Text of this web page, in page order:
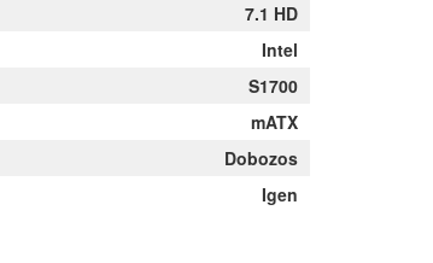
7.1 HD
Intel
S1700
mATX
Dobozos
Igen